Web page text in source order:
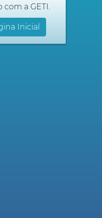
a GETI.
Inicial